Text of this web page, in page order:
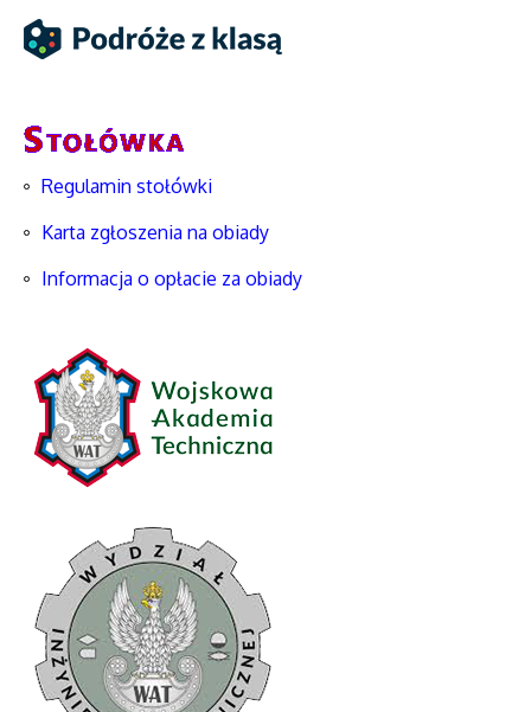
Regulamin stołówki
Karta zgłoszenia na obiady
Informacja o opłacie za obiady